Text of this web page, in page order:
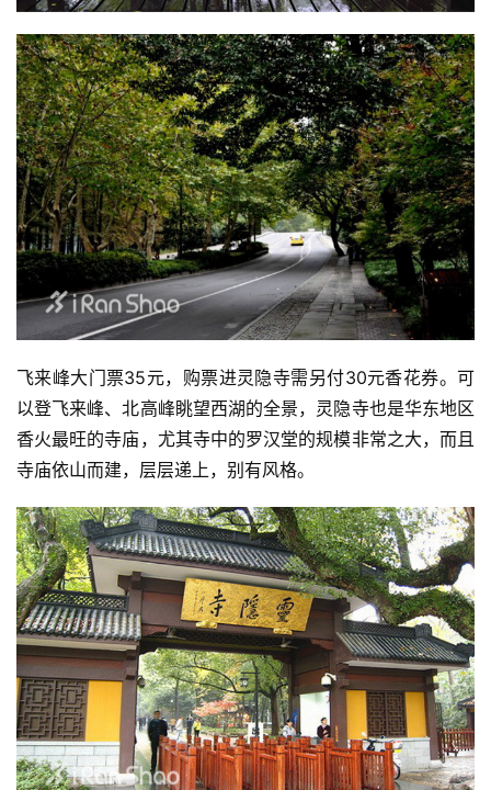
飞来峰大门票35元，购票进灵隐寺需另付30元香花券。可
以登飞来峰、北高峰眺望西湖的全景，灵隐寺也是华东地区
香火最旺的寺庙，尤其寺中的罗汉堂的规模非常之大，而且
寺庙依山而建，层层递上，别有风格。